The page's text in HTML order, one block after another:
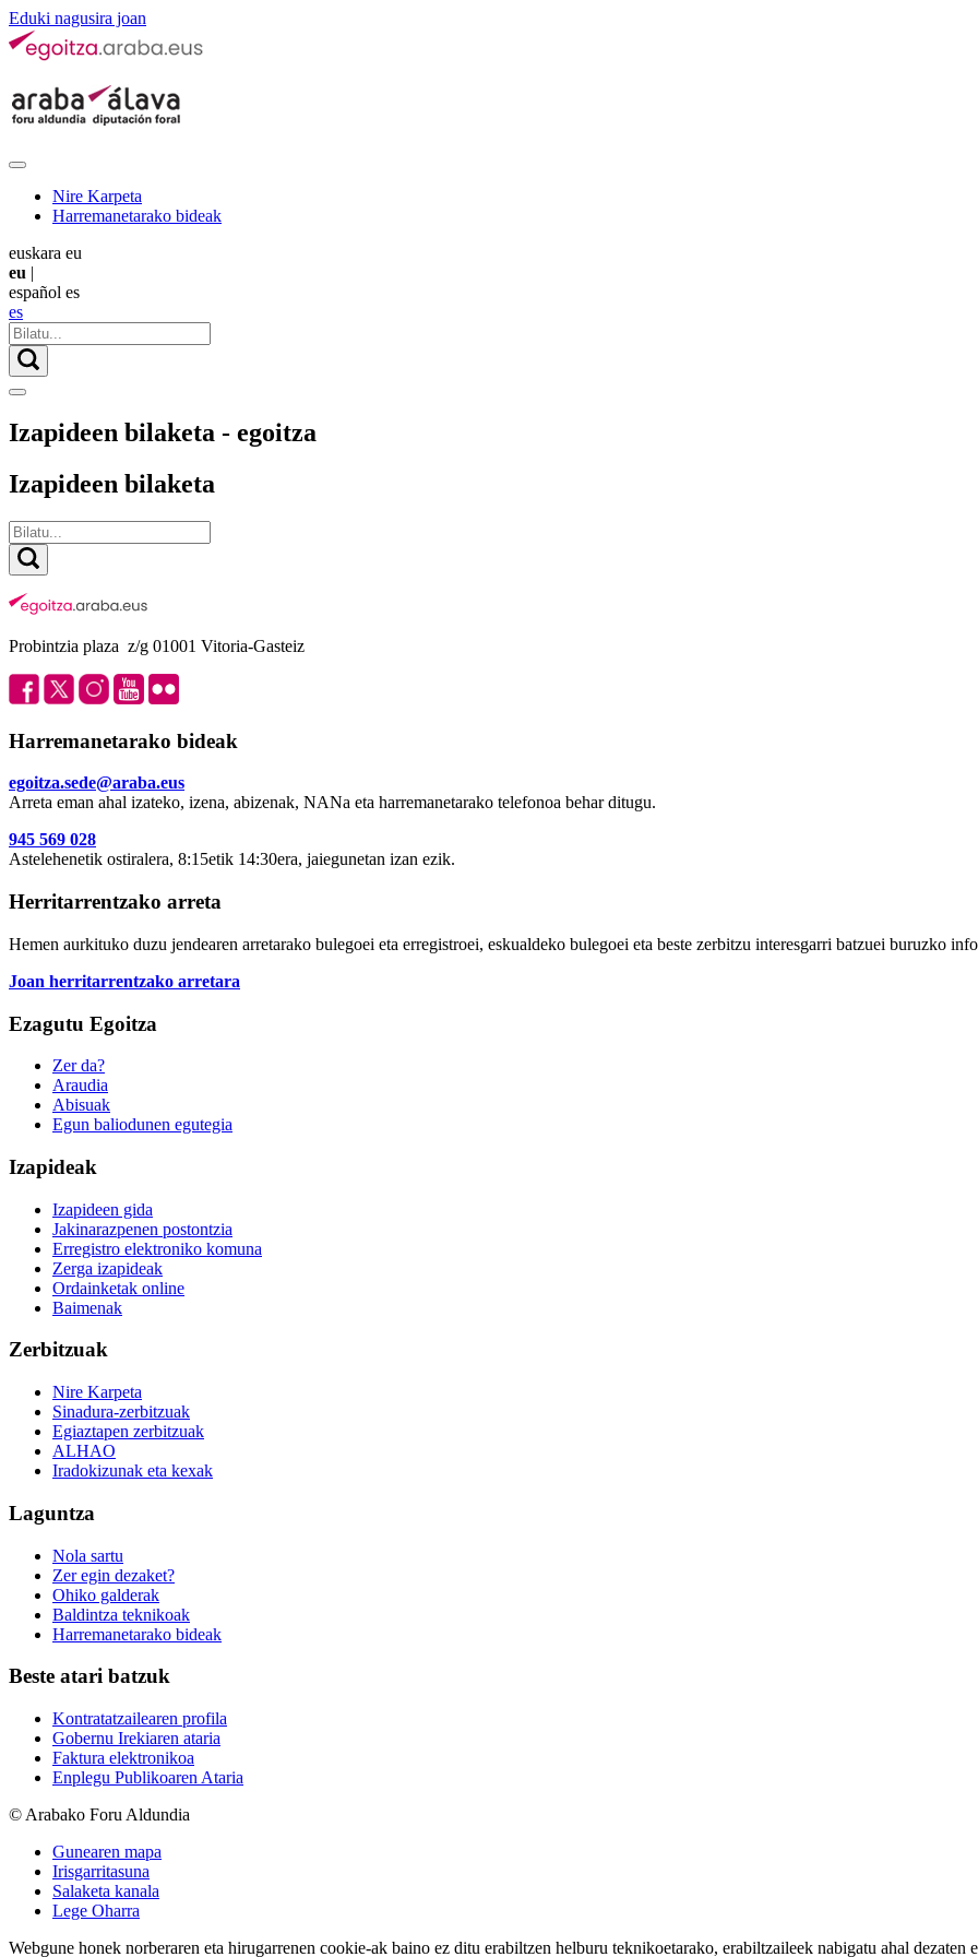
Eduki nagusira joan
Nire Karpeta
Harremanetarako bideak
euskara eu
eu |
español es
es
Izapideen bilaketa - egoitza
Izapideen bilaketa
Probintzia plaza z/g 01001 Vitoria-Gasteiz
Harremanetarako bideak
egoitza.sede@araba.eus
Arreta eman ahal izateko, izena, abizenak, NANa eta harremanetarako telefonoa behar ditugu.
945 569 028
Astelehenetik ostiralera, 8:15etik 14:30era, jaiegunetan izan ezik.
Herritarrentzako arreta
Hemen aurkituko duzu jendearen arretarako bulegoei eta erregistroei, eskualdeko bulegoei eta beste zerbitzu interesgarri batzuei buruzko
Joan herritarrentzako arretara
Ezagutu Egoitza
Zer da?
Araudia
Abisuak
Egun baliodunen egutegia
Izapideak
Izapideen gida
Jakinarazpenen postontzia
Erregistro elektroniko komuna
Zerga izapideak
Ordainketak online
Baimenak
Zerbitzuak
Nire Karpeta
Sinadura-zerbitzuak
Egiaztapen zerbitzuak
ALHAO
Iradokizunak eta kexak
Laguntza
Nola sartu
Zer egin dezaket?
Ohiko galderak
Baldintza teknikoak
Harremanetarako bideak
Beste atari batzuk
Kontratatzailearen profila
Gobernu Irekiaren ataria
Faktura elektronikoa
Enplegu Publikoaren Ataria
© Arabako Foru Aldundia
Gunearen mapa
Irisgarritasuna
Salaketa kanala
Lege Oharra
Webgune honek norberaren eta hirugarrenen cookie-ak baino ez ditu erabiltzen helburu teknikoetarako, erabiltzaileek nabigatu ahal dezaten